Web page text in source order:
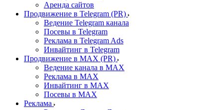
Аренда сайтов
Продвижение в Telegram (PR)
Ведение Telegram канала
Посевы в Telegram
Реклама в Telegram Ads
Инвайтинг в Telegram
Продвижение в MAX (PR)
Ведение канала в MAX
Реклама в MAX
Инвайтинг в MAX
Посевы в MAX
Реклама